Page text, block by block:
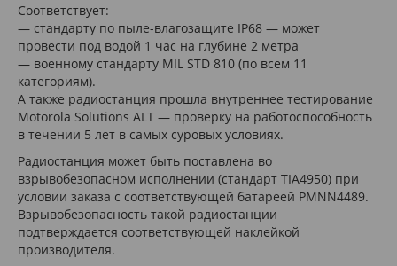
Соответствует:
— стандарту по пыле-влагозащите IP68 — может
провести под водой 1 час на глубине 2 метра
— военному стандарту MIL STD 810 (по всем 11
категориям).
А также радиостанция прошла внутреннее тестирование
Motorola Solutions ALT — проверку на работоспособность
в течении 5 лет в самых суровых условиях.
Радиостанция может быть поставлена во
взрывобезопасном исполнении (стандарт TIA4950) при
условии заказа с соответствующей батареей PMNN4489.
Взрывобезопасность такой радиостанции
подтверждается соответствующей наклейкой
производителя.